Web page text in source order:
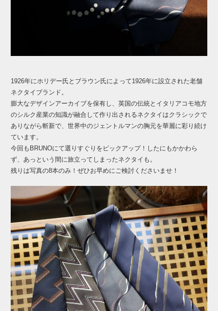
1926年にホリデー氏とブラウン氏によって1926年に設立された老舗
ネクタイブランド。
膨大なデザインアーカイブを保有し、英国の伝統とイタリアコモ地方
のシルク産業の知識が融合して作り出されるネクタイはクラシックで
ありながら斬新で、世界中のジェントルマンの胸元を華麗に彩り続け
ています。
今回もBRUNOにて選りすぐりをピックアップ！したにもかかわら
ず、あっという間に旅立ってしまったネクタイも。
残りは写真の8本のみ！ぜひお早めにご検討くださいませ！